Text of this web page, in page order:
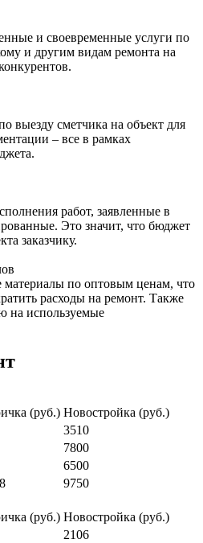
и своевременные услуги по
и другим видам ремонта на
выезду сметчика на объект для
– все в рамках
работ, заявленные в
Это значит, что бюджет
заказчику.
материалы по оптовым ценам, что
расходы на ремонт. Также
на используемые
(руб.) Новостройка (руб.)
3510
7800
6500
9750
(руб.) Новостройка (руб.)
2106